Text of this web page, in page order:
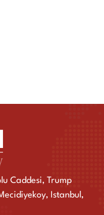
Caddesi, Trump
Istanbul,